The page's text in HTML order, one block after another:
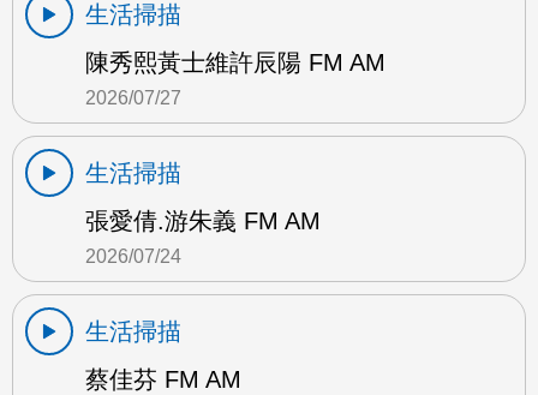
生活掃描
陳秀熙黃士維許辰陽 FM AM
2026/07/27
生活掃描
張愛倩.游朱義 FM AM
2026/07/24
生活掃描
蔡佳芬 FM AM